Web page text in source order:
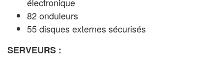
82 onduleurs
55 disques externes sécurisés
SERVEURS :